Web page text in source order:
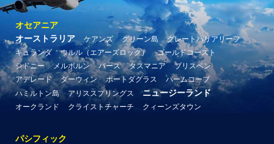
オセアニア
オーストラリア
ケアンズ グリーン島
グレートバリアリーフ
キュランダ
ウルル（エアーズロック）
ゴールドコースト
シドニー
メルボルン パース タスマニア
ブリスベン
アデレード
ダーウィン ポートダグラス
パームコーブ
ハミルトン島
アリススプリングス ニュージーランド
オークランド クライストチャーチ クィーンズタウン
パシフィック